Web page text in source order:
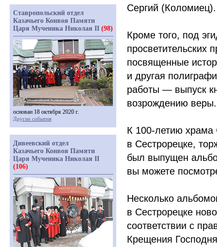
Сергий (Коломиец).
Кроме того, под
просветительских
посвященные
и другая
работы — выпуск
возрождению веры.
К 100-летию храма
в Сестрорецке,
был выпущен
вы можете
Несколько
в Сестрорецке
соответствии с
Крещения
Ставропольский отдел
Казачьего Конвоя Памяти
Царя Мученика Николая II (98)
основан 18 октября 2020 г.
Другие события
Дивеевский отдел
Казачьего Конвоя Памяти
Царя Мученика Николая II
(106)